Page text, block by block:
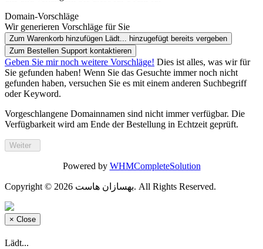
Domain-Vorschläge
Wir generieren Vorschläge für Sie
Zum Warenkorb hinzufügen Lädt... hinzugefügt bereits vergeben
Zum Bestellen Support kontaktieren
Geben Sie mir noch weitere Vorschläge! Dies ist alles, was wir für
Sie gefunden haben! Wenn Sie das Gesuchte immer noch nicht
gefunden haben, versuchen Sie es mit einem anderen Suchbegriff
oder Keyword.
Vorgeschlangene Domainnamen sind nicht immer verfügbar. Die
Verfügbarkeit wird am Ende der Bestellung in Echtzeit geprüft.
Powered by WHMCompleteSolution
Copyright © 2026 بهسازان هاست. All Rights Reserved.
× Close
Lädt...